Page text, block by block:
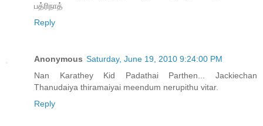
பத்ரிநாத்
Reply
Anonymous Saturday, June 19, 2010 9:24:00 PM
Nan Karathey Kid Padathai Parthen... Jackiechan
Thanudaiya thiramaiyai meendum nerupithu vitar.
Reply